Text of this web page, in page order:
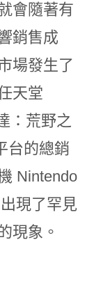
會隨著有
銷售成
場發生了
天堂
：荒野之
台的總銷
Nintendo
現了罕見
現象。